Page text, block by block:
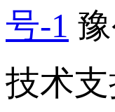
号-1
技术